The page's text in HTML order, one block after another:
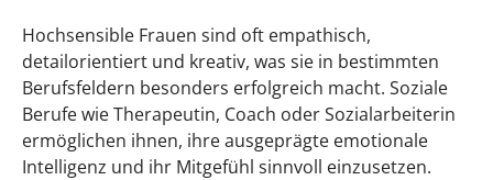
Hochsensible Frauen sind oft empathisch,
detailorientiert und kreativ, was sie in bestimmten
Berufsfeldern besonders erfolgreich macht. Soziale
Berufe wie Therapeutin, Coach oder Sozialarbeiterin
ermöglichen ihnen, ihre ausgeprägte emotionale
Intelligenz und ihr Mitgefühl sinnvoll einzusetzen.